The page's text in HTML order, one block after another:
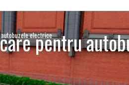
electrice
pentru